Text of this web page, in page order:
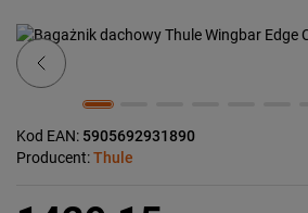
Previous
Kod EAN: 5905692931890
Producent:Thule